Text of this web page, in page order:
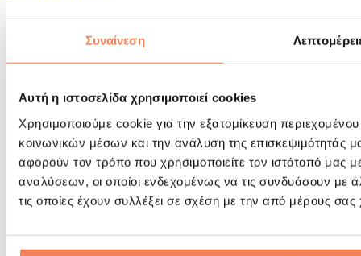
Συναίνεση
Αυτή η ιστοσελίδα χρησιμοποιεί cookies
Χρησιμοποιούμε cookie για την εξατομίκευση
κοινωνικών μέσων και την ανάλυση της επισκεψιμότητάς
αφορούν τον τρόπο που χρησιμοποιείτε τον ιστότοπό μας
αναλύσεων, οι οποίοι ενδεχομένως να τις συνδυάσουν με
τις οποίες έχουν συλλέξει σε σχέση με την από μέρους
Βοηθήματα- αποκατάστασης
Πιστόλια μασάζ
Εργαλεία μασάζ
Κύλινδροι Αφρού & Εξοπλισμός Μασάζ
Τσάντες & σακίδια πλάτης
Τσάντες τροφίμων & αξεσουάρ
Σάκοι Γυμναστικής
Σακίδια πλάτης
Αξεσουάρ με βάση τη δραστηριότητα
Tρέξιμο
Γιόγκα & Πιλάτες